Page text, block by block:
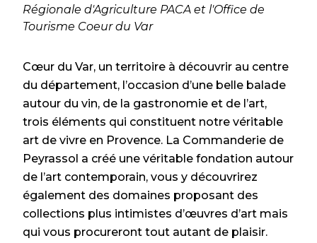
Régionale d'Agriculture PACA et l'Office de
Tourisme Coeur du Var
Cœur du Var, un territoire à découvrir au centre
du département, l’occasion d’une belle balade
autour du vin, de la gastronomie et de l’art,
trois éléments qui constituent notre véritable
art de vivre en Provence. La Commanderie de
Peyrassol a créé une véritable fondation autour
de l’art contemporain, vous y découvrirez
également des domaines proposant des
collections plus intimistes d’œuvres d’art mais
qui vous procureront tout autant de plaisir.